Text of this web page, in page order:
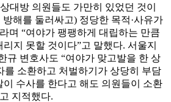
대방 의원들도 가만히 있었던 것이
해를 둘러싸고) 정당한 목적·사유가
며 “여야가 팽팽하게 대립하는 만큼
지 못할 것이다”고 말했다. 서울지
규 변호사도 “여야가 맞고발을 한 상
를 소환하고 처벌하기가 상당히 부담
이 수사를 한다고 해도 의원들이 소환
지적했다.